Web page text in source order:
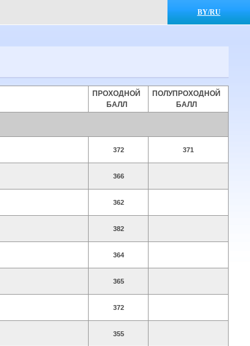
BY/RU
ПРОХОДНОЙ
БАЛЛ
ПОЛУПРОХОДНОЙ
БАЛЛ
372 371
366
362
382
364
365
372
355